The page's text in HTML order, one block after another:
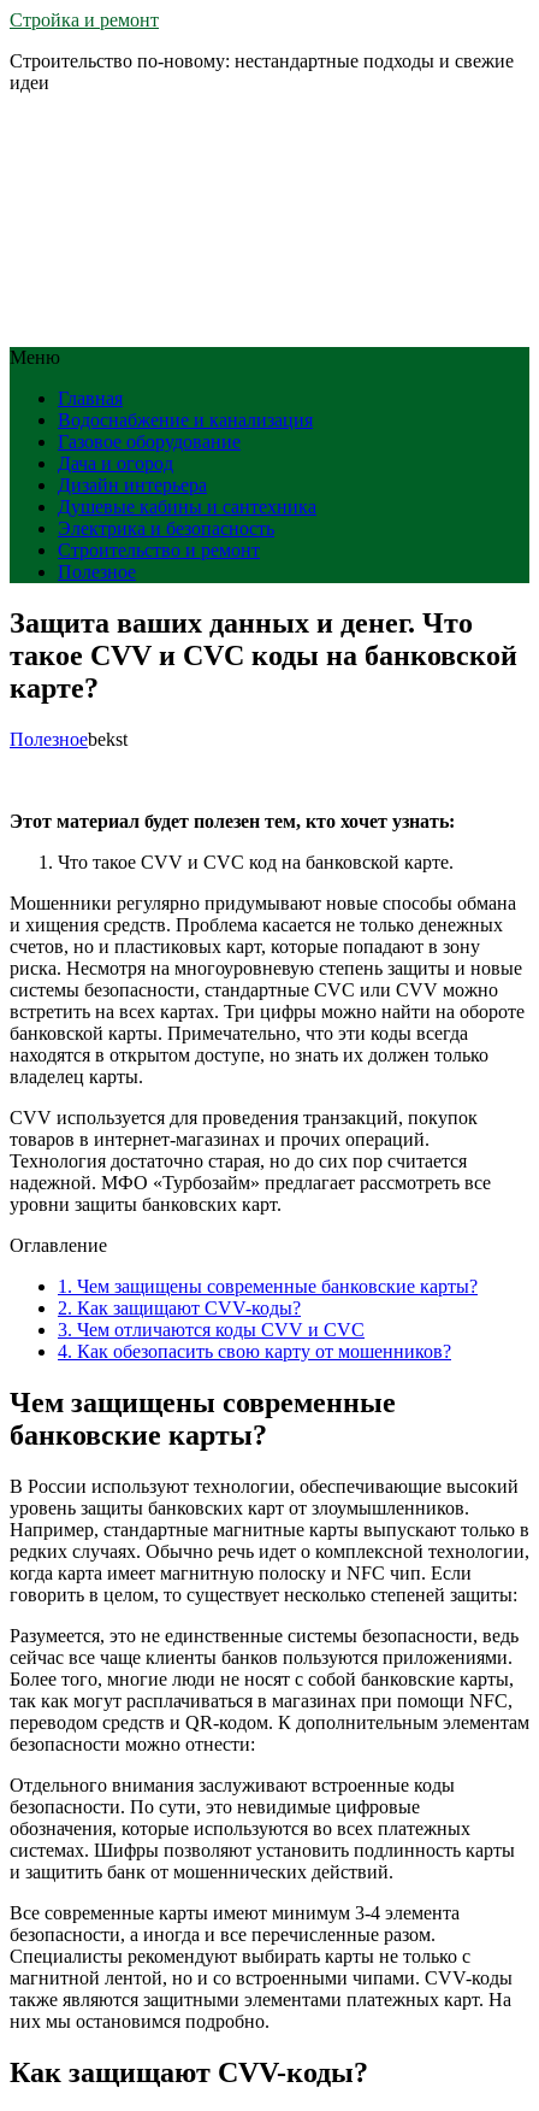
Стройка и ремонт
Строительство по-новому: нестандартные подходы и свежие
идеи
Меню
Главная
Водоснабжение и канализация
Газовое оборудование
Дача и огород
Дизайн интерьера
Душевые кабины и сантехника
Электрика и безопасность
Строительство и ремонт
Полезное
Защита ваших данных и денег. Что
такое CVV и CVC коды на банковской
карте?
Полезноеbekst
Этот материал будет полезен тем, кто хочет узнать:
Что такое CVV и CVC код на банковской карте.
Мошенники регулярно придумывают новые способы обмана
и хищения средств. Проблема касается не только денежных
счетов, но и пластиковых карт, которые попадают в зону
риска. Несмотря на многоуровневую степень защиты и новые
системы безопасности, стандартные CVC или CVV можно
встретить на всех картах. Три цифры можно найти на обороте
банковской карты. Примечательно, что эти коды всегда
находятся в открытом доступе, но знать их должен только
владелец карты.
CVV используется для проведения транзакций, покупок
товаров в интернет-магазинах и прочих операций.
Технология достаточно старая, но до сих пор считается
надежной. МФО «Турбозайм» предлагает рассмотреть все
уровни защиты банковских карт.
Оглавление
1. Чем защищены современные банковские карты?
2. Как защищают CVV-коды?
3. Чем отличаются коды CVV и CVC
4. Как обезопасить свою карту от мошенников?
Чем защищены современные
банковские карты?
В России используют технологии, обеспечивающие высокий
уровень защиты банковских карт от злоумышленников.
Например, стандартные магнитные карты выпускают только в
редких случаях. Обычно речь идет о комплексной технологии,
когда карта имеет магнитную полоску и NFC чип. Если
говорить в целом, то существует несколько степеней защиты:
Разумеется, это не единственные системы безопасности, ведь
сейчас все чаще клиенты банков пользуются приложениями.
Более того, многие люди не носят с собой банковские карты,
так как могут расплачиваться в магазинах при помощи NFC,
переводом средств и QR-кодом. К дополнительным элементам
безопасности можно отнести:
Отдельного внимания заслуживают встроенные коды
безопасности. По сути, это невидимые цифровые
обозначения, которые используются во всех платежных
системах. Шифры позволяют установить подлинность карты
и защитить банк от мошеннических действий.
Все современные карты имеют минимум 3-4 элемента
безопасности, а иногда и все перечисленные разом.
Специалисты рекомендуют выбирать карты не только с
магнитной лентой, но и со встроенными чипами. CVV-коды
также являются защитными элементами платежных карт. На
них мы остановимся подробно.
Как защищают CVV-коды?